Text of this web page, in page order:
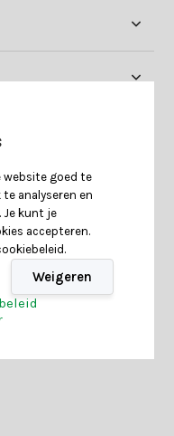
bekeken
website goed te
analyseren en
Je kunt je
accepteren.
Weigeren